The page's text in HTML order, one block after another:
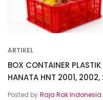
ARTIKEL
BOX CONTAINER
HANATA HNT 2001,
Posted by Raja Rak Indonesia